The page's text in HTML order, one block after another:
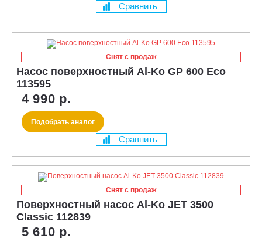
Сравнить
Снят с продаж
Насос поверхностный Al-Ko GP 600 Eco
113595
4 990 р.
Подобрать аналог
Сравнить
Снят с продаж
Поверхностный насос Al-Ko JET 3500
Classic 112839
5 610 р.